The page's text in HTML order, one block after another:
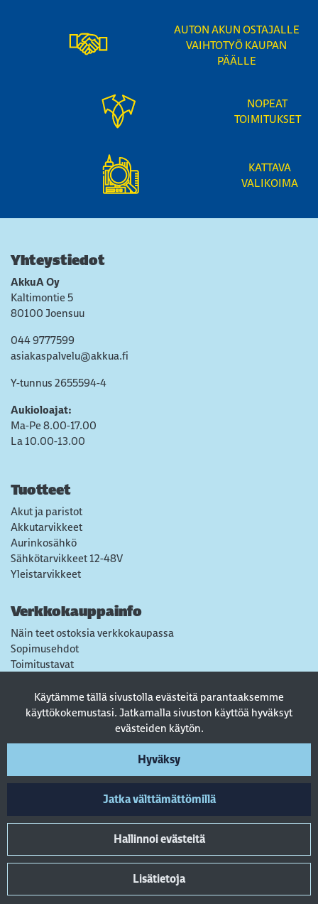
Käytämme tällä sivustolla evästeitä parantaaksemme
käyttökokemustasi. Jatkamalla sivuston käyttöä hyväksyt
evästeiden käytön.
Hyväksy
Jatka välttämättömillä
Hallinnoi evästeitä
Lisätietoja
AUTON AKUN OSTAJALLE
VAIHTOTYÖ KAUPAN
PÄÄLLE
NOPEAT
TOIMITUKSET
KATTAVA
VALIKOIMA
Yhteystiedot
AkkuA Oy
Kaltimontie 5
80100 Joensuu
044 9777599
asiakaspalvelu@akkua.fi
Y-tunnus 2655594-4
Aukioloajat:
Ma-Pe 8.00-17.00
La 10.00-13.00
Tuotteet
Akut ja paristot
Akkutarvikkeet
Aurinkosähkö
Sähkötarvikkeet 12-48V
Yleistarvikkeet
Verkkokauppainfo
Näin teet ostoksia verkkokaupassa
Sopimusehdot
Toimitustavat
Tietosuojaseloste
Usein kysytyt kysymykset
Seuraa sosiaalisessa mediassa